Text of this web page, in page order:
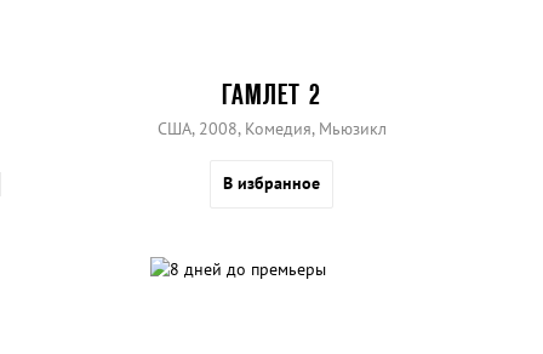
ГАМЛЕТ 2
США, 2008, Комедия, Мьюзикл
В избранное